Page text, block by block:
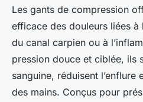
Découvrez les
compression
vos douleurs
Marie•14 mai 2025•5 min de
Les gants de compression
efficace des douleurs liées à
du canal carpien ou à
pression douce et ciblée, ils
sanguine, réduisent
des mains. Conçus pour